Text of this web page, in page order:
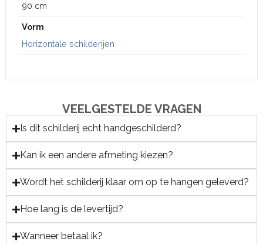
90 cm
Vorm
Horizontale schilderijen
VEELGESTELDE VRAGEN
Is dit schilderij echt handgeschilderd?
Kan ik een andere afmeting kiezen?
Wordt het schilderij klaar om op te hangen geleverd?
Hoe lang is de levertijd?
Wanneer betaal ik?